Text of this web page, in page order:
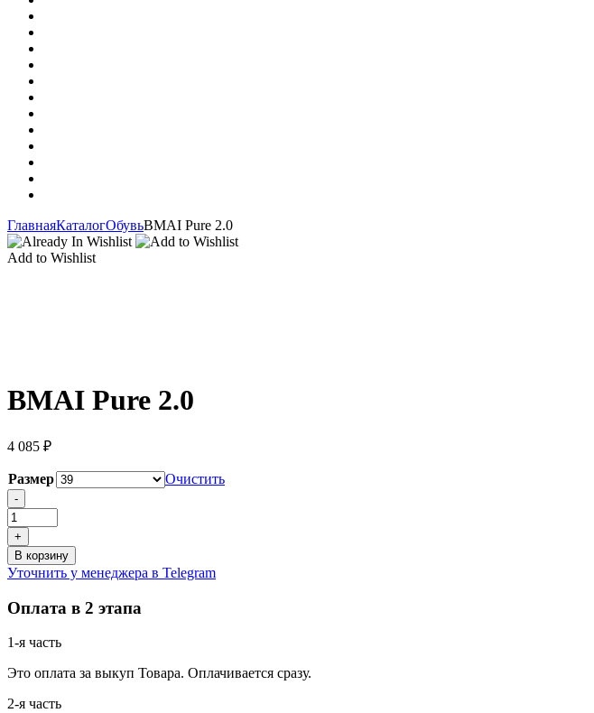
ГлавнаяКаталогОбувьBMAI Pure 2.0
Add to Wishlist
BMAI Pure 2.0
4 085 ₽
Размер
Очистить
Количество
товара
BMAI
Pure
2.0
-
+
В корзину
Уточнить у менеджера в Telegram
Оплата в 2 этапа
1-я часть
Это оплата за выкуп Товара. Оплачивается сразу.
2-я часть